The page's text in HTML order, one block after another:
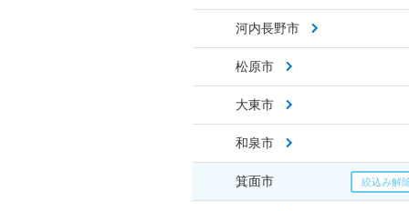
河内長野市
松原市
大東市
和泉市
箕面市